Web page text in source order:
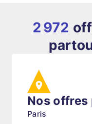
2 972
Nos offres
Paris